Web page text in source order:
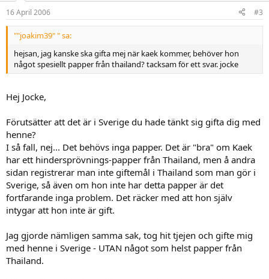
16 April 2006 #3
""joakim39" " sa:
hejsan, jag kanske ska gifta mej när kaek kommer, behöver hon
något spesiellt papper från thailand? tacksam för ett svar. jocke
Hej Jocke,
Förutsätter att det är i Sverige du hade tänkt sig gifta dig med
henne?
I så fall, nej... Det behövs inga papper. Det är "bra" om Kaek
har ett hindersprövnings-papper från Thailand, men å andra
sidan registrerar man inte giftemål i Thailand som man gör i
Sverige, så även om hon inte har detta papper är det
fortfarande inga problem. Det räcker med att hon själv
intygar att hon inte är gift.
Jag gjorde nämligen samma sak, tog hit tjejen och gifte mig
med henne i Sverige - UTAN något som helst papper från
Thailand.